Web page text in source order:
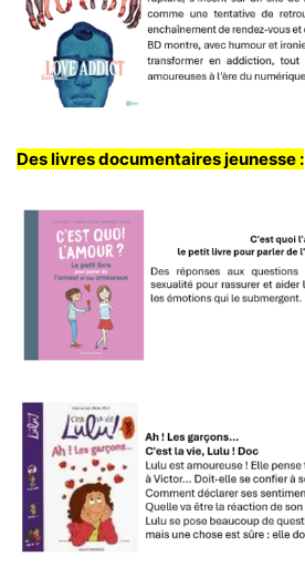
Des livres documentaires jeunesse :